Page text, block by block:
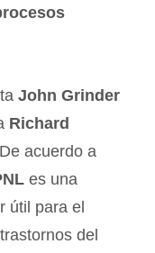
John Grinder
Richard
acuerdo a
es una
útil para el
del